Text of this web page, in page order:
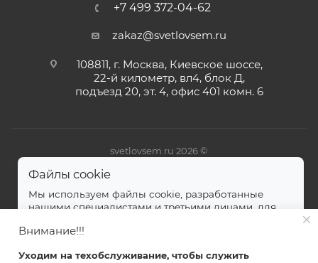
+7 499 372-04-62
zakaz@svetlovsem.ru
108811, г. Москва, Киевское шоссе,
22-й километр, вл4, блок Д,
подъезд 20, эт. 4, офис 401 комн. 6
svetlovsem.ru 2026 ©
Внимание!!!
Уходим на техобслуживание, чтобы служить
Файлы cookie
Мы используем файлы cookie, разработанные
нашими специалистами и третьими лицами, для